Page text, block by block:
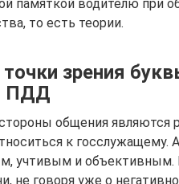
памяткой водителю при
то есть теории.
зрения
ПДД
общения являются
к
учтивым и объективным.
не говоря уже о